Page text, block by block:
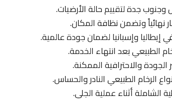
وجنوب جدة لتقييم حالة الأرضيات.
نهائياً وتضمن نظافة المكان.
وإسبانيا لضمان جودة عالمية.
الطبيعي بعد انتهاء الخدمة.
والاحترافية الممكنة.
الرخام الطبيعي النادر والحساس.
الشاملة أثناء عملية الجلي.